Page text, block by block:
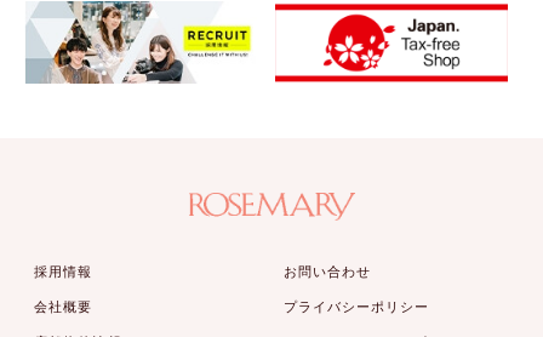
採用情報
会社概要
お問い合わせ
プライバシーポリシー